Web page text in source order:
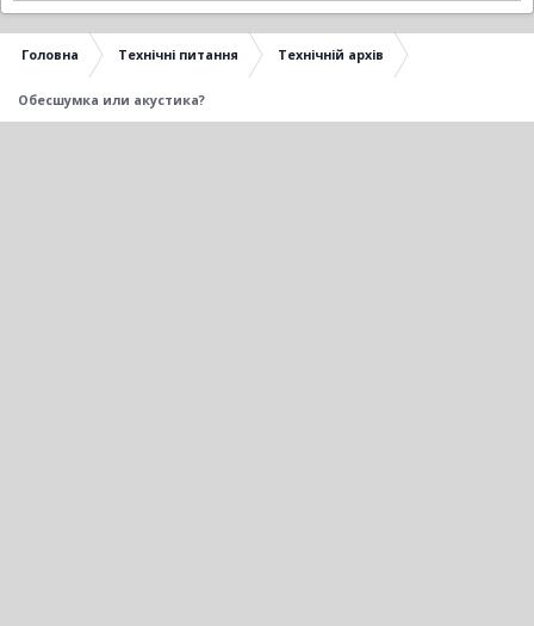
Головна Технічні питання Технічній архів
Обесшумка или акустика?